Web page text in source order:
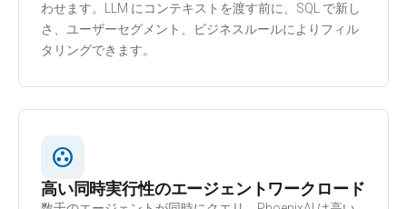
わせます。LLM にコンテキストを渡す前に、SQL で新し
さ、ユーザーセグメント、ビジネスルールによりフィル
タリングできます。
group_work
高い同時実行性のエージェントワークロード